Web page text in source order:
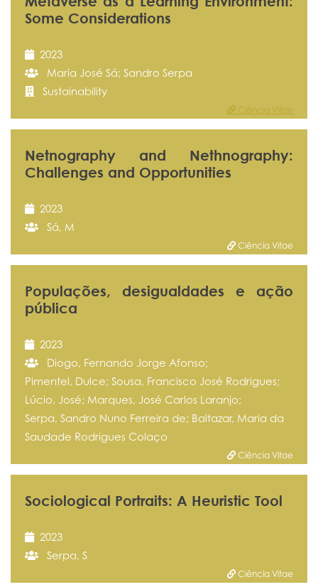
Some Considerations
2023
Maria José Sá; Sandro Serpa
Sustainability
Ciência Vitae
Netnography and Nethnography:
Challenges and Opportunities
2023
Sá, M
Ciência Vitae
Populações, desigualdades e ação
pública
2023
Diogo, Fernando Jorge Afonso;
Pimentel, Dulce; Sousa, Francisco José Rodrigues;
Lúcio, José; Marques, José Carlos Laranjo;
Serpa, Sandro Nuno Ferreira de; Baltazar, Maria da
Saudade Rodrigues Colaço
Ciência Vitae
Sociological Portraits: A Heuristic Tool
2023
Serpa, S
Ciência Vitae